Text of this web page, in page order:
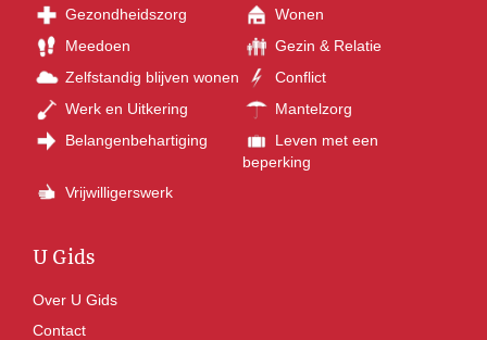
Gezondheidszorg
Wonen
Meedoen
Gezin & Relatie
Zelfstandig blijven wonen
Conflict
Werk en Uitkering
Mantelzorg
Belangenbehartiging
Leven met een
beperking
Vrijwilligerswerk
U Gids
Over U Gids
Contact